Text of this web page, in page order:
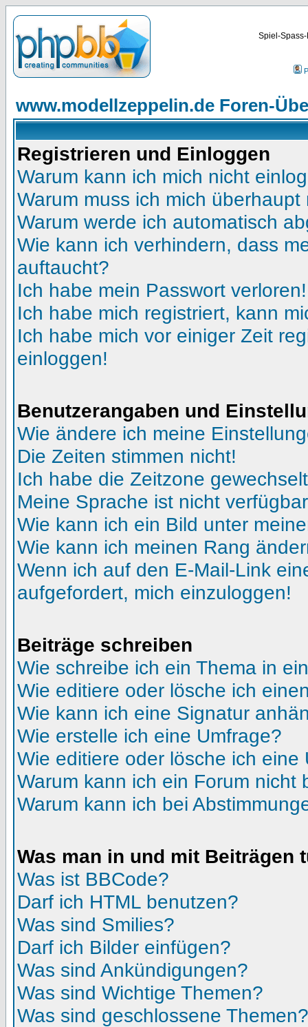
Spiel-
www.modellzeppelin.de Foren-
Registrieren und Einloggen
Warum kann ich mich nicht
Warum muss ich mich überhaupt
Warum werde ich automatisch
Wie kann ich verhindern, dass
auftaucht?
Ich habe mein Passwort verloren!
Ich habe mich registriert, kann
Ich habe mich vor einiger Zeit
einloggen!
Benutzerangaben und
Wie ändere ich meine
Die Zeiten stimmen nicht!
Ich habe die Zeitzone
Meine Sprache ist nicht
Wie kann ich ein Bild unter
Wie kann ich meinen Rang
Wenn ich auf den E-Mail-Link
aufgefordert, mich einzuloggen!
Beiträge schreiben
Wie schreibe ich ein Thema in
Wie editiere oder lösche ich
Wie kann ich eine Signatur
Wie erstelle ich eine Umfrage?
Wie editiere oder lösche ich eine
Warum kann ich ein Forum nicht
Warum kann ich bei
Was man in und mit Beiträgen
Was ist BBCode?
Darf ich HTML benutzen?
Was sind Smilies?
Darf ich Bilder einfügen?
Was sind Ankündigungen?
Was sind Wichtige Themen?
Was sind geschlossene Themen?